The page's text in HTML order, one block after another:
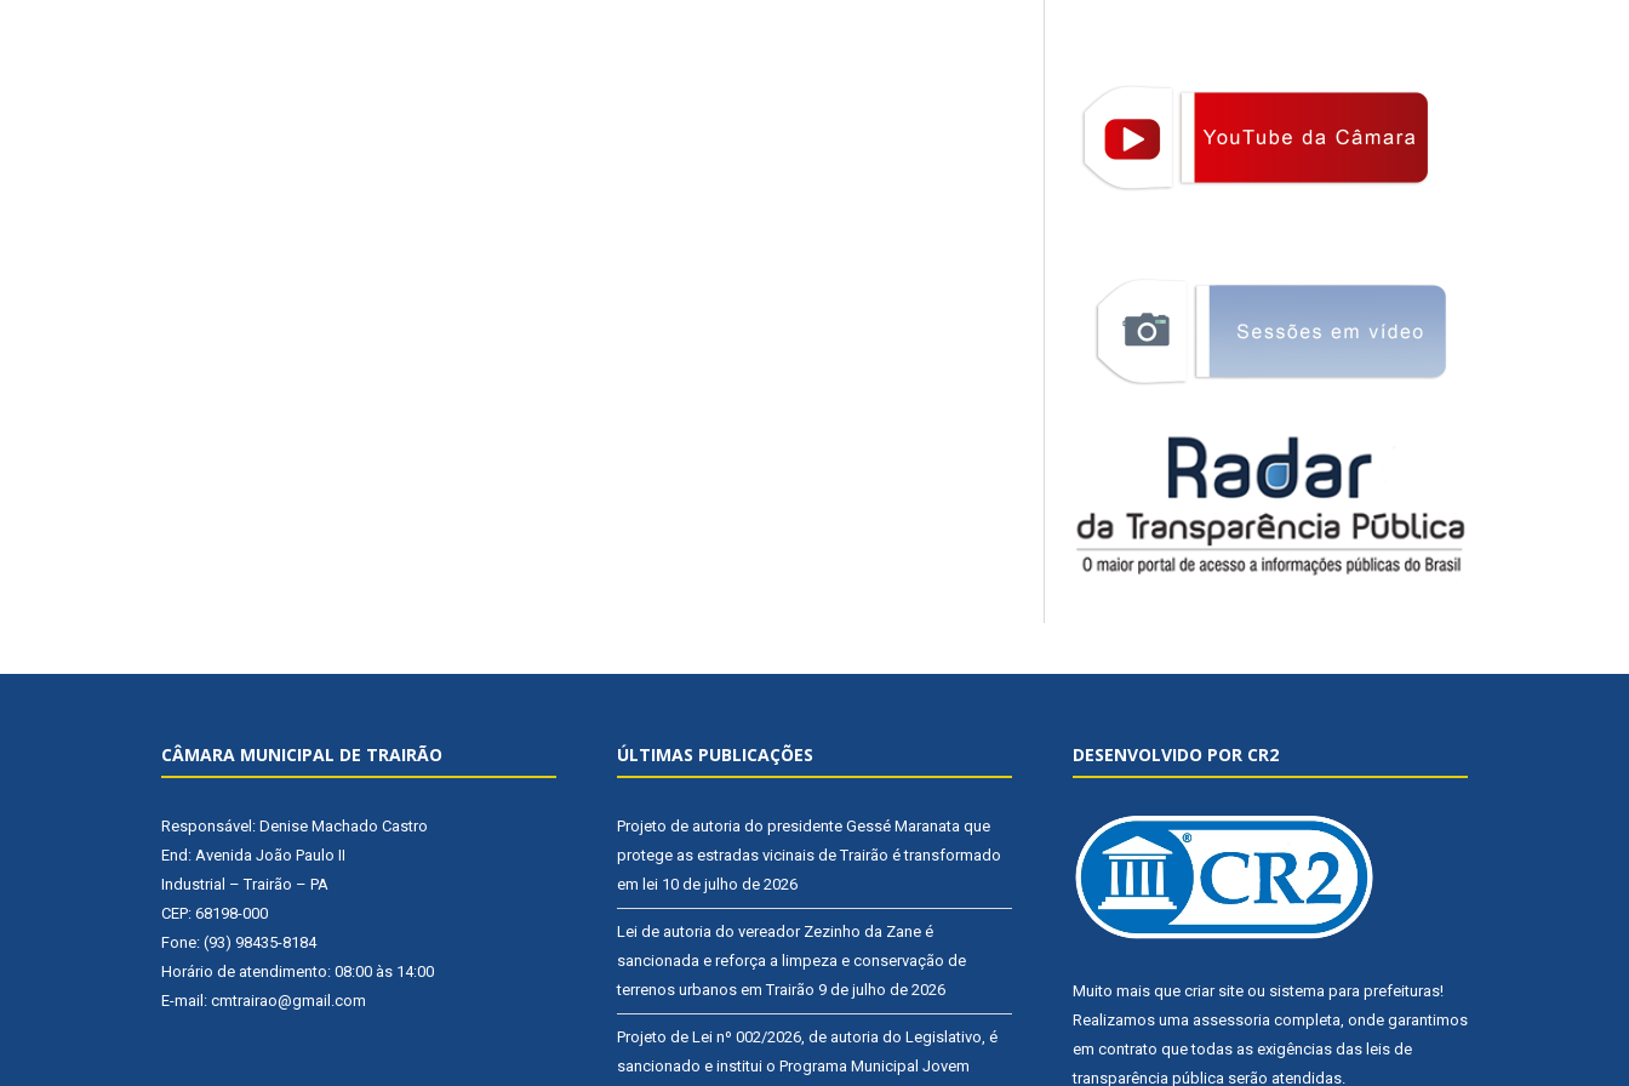
CÂMARA MUNICIPAL DE TRAIRÃO
Responsável: Denise Machado Castro
End: Avenida João Paulo II
Industrial – Trairão – PA
CEP: 68198-000
Fone: (93) 98435-8184
Horário de atendimento: 08:00 às 14:00
E-mail: cmtrairao@gmail.com
ÚLTIMAS PUBLICAÇÕES
Projeto de autoria do presidente Gessé Maranata que
protege as estradas vicinais de Trairão é transformado
em lei 10 de julho de 2026
Lei de autoria do vereador Zezinho da Zane é
sancionada e reforça a limpeza e conservação de
terrenos urbanos em Trairão 9 de julho de 2026
Projeto de Lei nº 002/2026, de autoria do Legislativo, é
sancionado e institui o Programa Municipal Jovem
DESENVOLVIDO POR CR2
Muito mais que criar site ou sistema para prefeituras!
Realizamos uma assessoria completa, onde garantimos
em contrato que todas as exigências das leis de
transparência pública serão atendidas.